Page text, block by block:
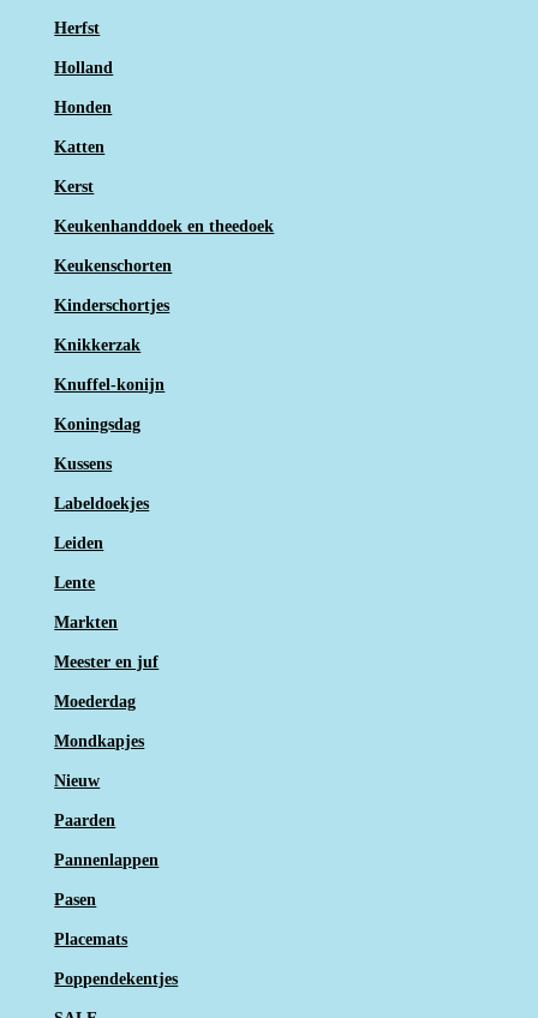
Herfst
Holland
Honden
Katten
Kerst
Keukenhanddoek en theedoek
Keukenschorten
Kinderschortjes
Knikkerzak
Knuffel-konijn
Koningsdag
Kussens
Labeldoekjes
Leiden
Lente
Markten
Meester en juf
Moederdag
Mondkapjes
Nieuw
Paarden
Pannenlappen
Pasen
Placemats
Poppendekentjes